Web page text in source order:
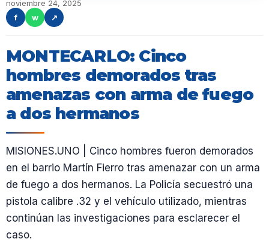
noviembre 24, 2025
f
w ↗
MONTECARLO: Cinco
hombres demorados tras
amenazas con arma de fuego
a dos hermanos
MISIONES.UNO | Cinco hombres fueron demorados
en el barrio Martín Fierro tras amenazar con un arma
de fuego a dos hermanos. La Policía secuestró una
pistola calibre .32 y el vehículo utilizado, mientras
continúan las investigaciones para esclarecer el
caso.